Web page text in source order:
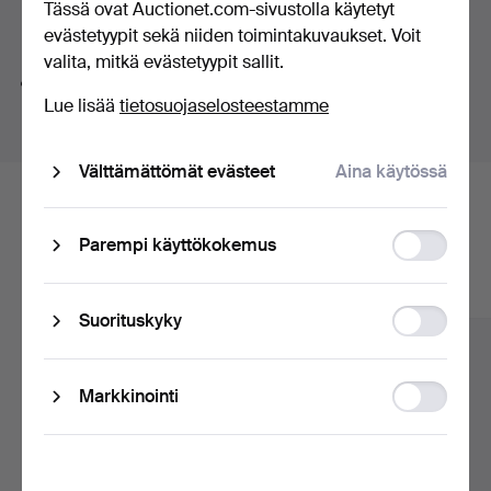
A warm welcome to Hälsinglands Auktionsverk and our
silver theme!
huutokaupat
Hakuvinkkejä
haet sanallakorulöydämme myösranne
Tässä ovat arkistossamme olevat
esineet, jotka vastaavat hakuasi
Tässä ovat Auctionet.com-sivustolla käytetyt
evästetyypit sekä niiden toimintakuvaukset. Voit
valita, mitkä evästetyypit sallit.
Lue lisää tietosuojaselosteestamme
Välttämättömät evästeet Aina käytössä
Parempi käyttökokemus
storage
Suorituskyky
storage
Markkinointi
Ad
storage